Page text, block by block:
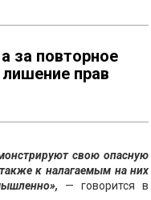
за повторное
прав
свою опасную
к налагаемым на них
— говорится в